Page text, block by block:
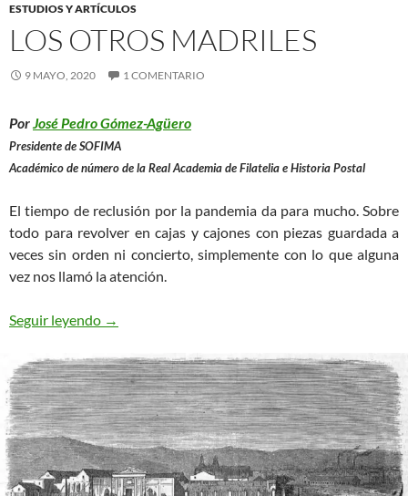
ESTUDIOS Y ARTÍCULOS
LOS OTROS MADRILES
9 MAYO, 2020 1 COMENTARIO
PorJosé Pedro Gómez-Agüero
Presidente de SOFIMA
Académico de número de la Real Academia de Filatelia e Historia Postal
El tiempo de reclusión por la pandemia da para mucho. Sobre
todo para revolver en cajas y cajones con piezas guardada a
veces sin orden ni concierto, simplemente con lo que alguna
vez nos llamó la atención.
Seguir leyendo Los Otros Madriles
→